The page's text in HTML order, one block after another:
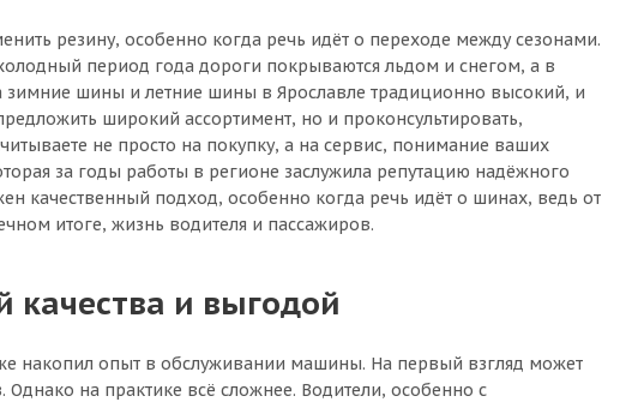
резину, особенно когда речь идёт о переходе между сезонами.
период года дороги покрываются льдом и снегом, а в
зимние шины и летние шины в Ярославле традиционно высокий, и
широкий ассортимент, но и проконсультировать,
не просто на покупку, а на сервис, понимание ваших
за годы работы в регионе заслужила репутацию надёжного
качественный подход, особенно когда речь идёт о шинах, ведь от
итоге, жизнь водителя и пассажиров.
качества и выгодой
накопил опыт в обслуживании машины. На первый взгляд может
Однако на практике всё сложнее. Водители, особенно с